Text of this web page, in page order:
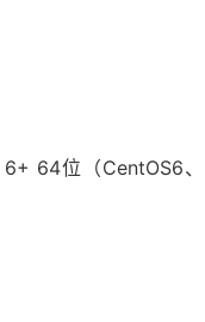
64位（CentOS6、